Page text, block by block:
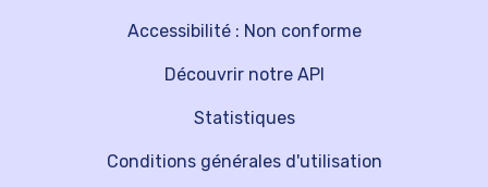
Découvrir notre API
Statistiques
Accessibilité : Non conforme
Conditions générales d'utilisation